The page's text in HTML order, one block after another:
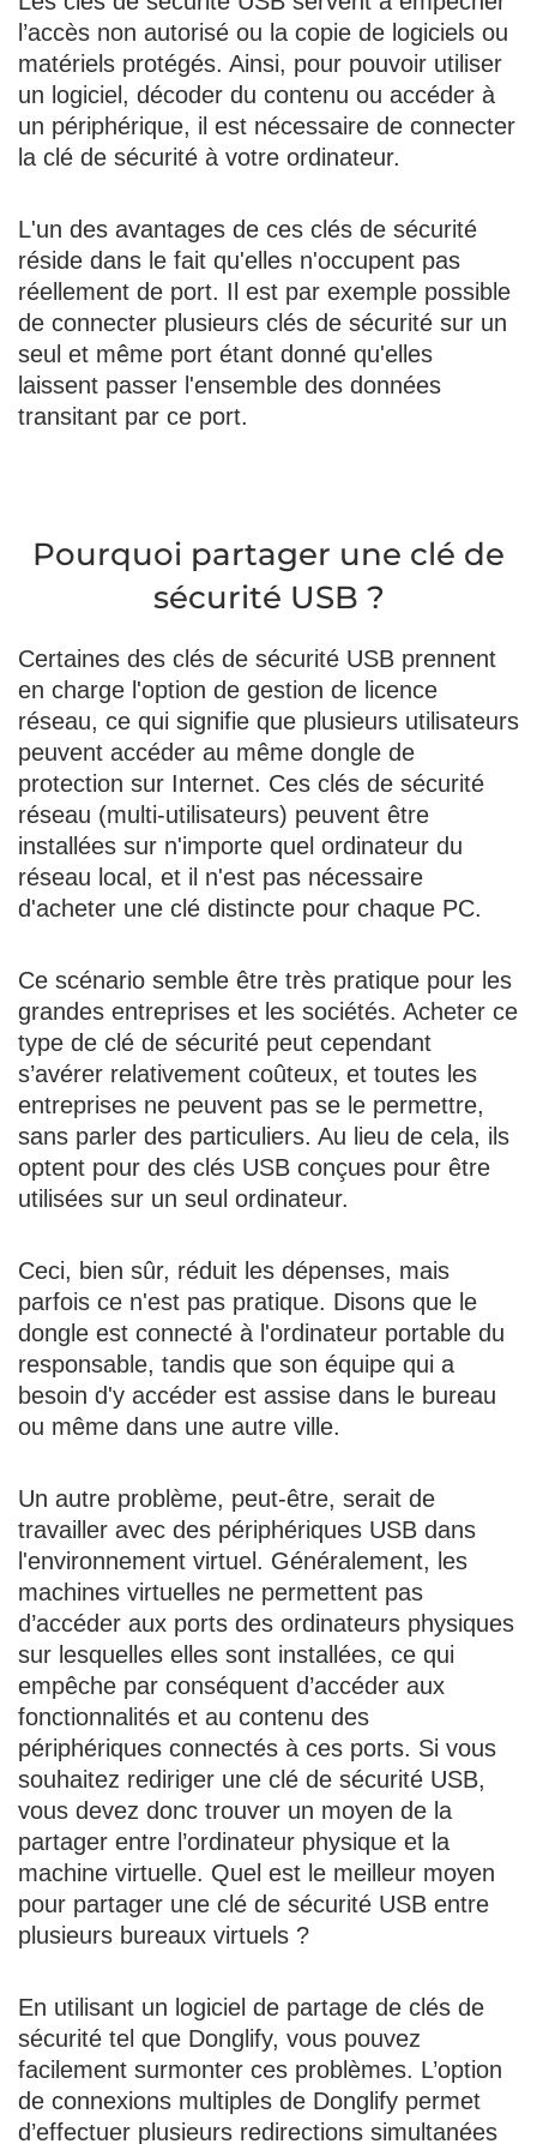
l’accès non autorisé ou la copie de logiciels ou
matériels protégés. Ainsi, pour pouvoir utiliser
un logiciel, décoder du contenu ou accéder à
un périphérique, il est nécessaire de connecter
la clé de sécurité à votre ordinateur.
L'un des avantages de ces clés de sécurité
réside dans le fait qu'elles n'occupent pas
réellement de port. Il est par exemple possible
de connecter plusieurs clés de sécurité sur un
seul et même port étant donné qu'elles
laissent passer l'ensemble des données
transitant par ce port.
Pourquoi partager une clé de
sécurité USB ?
Certaines des clés de sécurité USB prennent
en charge l'option de gestion de licence
réseau, ce qui signifie que plusieurs utilisateurs
peuvent accéder au même dongle de
protection sur Internet. Ces clés de sécurité
réseau (multi-utilisateurs) peuvent être
installées sur n'importe quel ordinateur du
réseau local, et il n'est pas nécessaire
d'acheter une clé distincte pour chaque PC.
Ce scénario semble être très pratique pour les
grandes entreprises et les sociétés. Acheter ce
type de clé de sécurité peut cependant
s’avérer relativement coûteux, et toutes les
entreprises ne peuvent pas se le permettre,
sans parler des particuliers. Au lieu de cela, ils
optent pour des clés USB conçues pour être
utilisées sur un seul ordinateur.
Ceci, bien sûr, réduit les dépenses, mais
parfois ce n'est pas pratique. Disons que le
dongle est connecté à l'ordinateur portable du
responsable, tandis que son équipe qui a
besoin d'y accéder est assise dans le bureau
ou même dans une autre ville.
Un autre problème, peut-être, serait de
travailler avec des périphériques USB dans
l'environnement virtuel. Généralement, les
machines virtuelles ne permettent pas
d’accéder aux ports des ordinateurs physiques
sur lesquelles elles sont installées, ce qui
empêche par conséquent d’accéder aux
fonctionnalités et au contenu des
périphériques connectés à ces ports. Si vous
souhaitez rediriger une clé de sécurité USB,
vous devez donc trouver un moyen de la
partager entre l’ordinateur physique et la
machine virtuelle. Quel est le meilleur moyen
pour partager une clé de sécurité USB entre
plusieurs bureaux virtuels ?
En utilisant un logiciel de partage de clés de
sécurité tel que Donglify, vous pouvez
facilement surmonter ces problèmes. L’option
de connexions multiples de Donglify permet
d’effectuer plusieurs redirections simultanées